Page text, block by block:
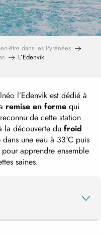
être dans les Pyrénées
L’Edenvik
l’Edenvik est dédié à
remise en formequi
de cette station
la découverte du froid
une eau à 33°C puis
apprendre ensemble
saines.